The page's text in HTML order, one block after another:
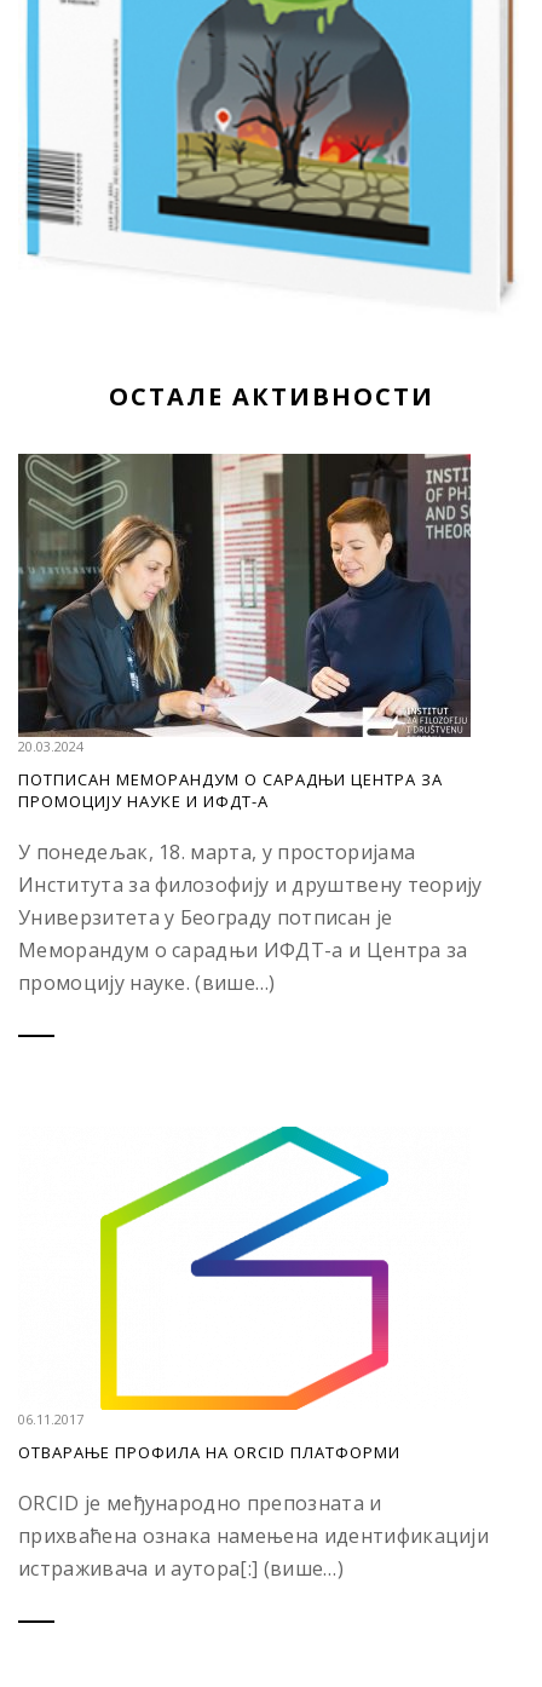
ОСТАЛЕ АКТИВНОСТИ
20.03.2024
ПОТПИСАН МЕМОРАНДУМ О САРАДЊИ ЦЕНТРА ЗА
ПРОМОЦИЈУ НАУКЕ И ИФДТ-А
У понедељак, 18. марта, у просторијама
Института за филозофију и друштвену теорију
Универзитета у Београду потписан је
Меморандум о сарадњи ИФДТ-а и Центра за
промоцију науке. (више…)
06.11.2017
ОТВАРАЊЕ ПРОФИЛА НА ORCID ПЛАТФОРМИ
ORCID је међународно препозната и
прихваћена ознака намењена идентификацији
истраживача и аутора[:] (више…)